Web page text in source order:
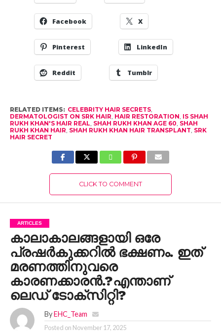
Facebook X
Pinterest LinkedIn
Reddit Tumblr
RELATED ITEMS: CELEBRITY HAIR SECRETS,
DERMATOLOGIST ON SRK HAIR HAIR RESTORATION IS SHAH
RUKH KHAN'S HAIR REAL SHAH RUKH KHAN AGE 60 SHAH
RUKH KHAN HAIR SHAH RUKH KHAN HAIR TRANSPLANT SRK
HAIR SECRET
CLICK TO COMMENT
ARTICLES
കാലാകാലങ്ങളായി ഒരേ
പ്രഷർകുക്കറിൽ ഭക്ഷണം. ഇത്
മരണത്തിനുവരെ
കാരണക്കാരൻ.?എന്താണ്
ലെഡ് ടോക്സിറ്റി?
By EHC_Team
Posted on November 17, 2025